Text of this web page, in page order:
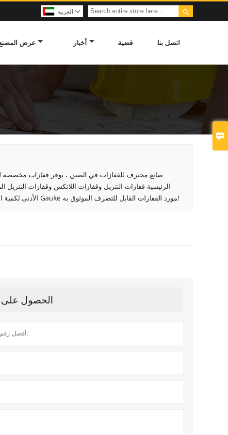

 العربية 
عرض أخبار قضية اتصل بنا
الرئيسية قفازات النتريل وقفازات اللاتكس وقفازات النتريل
الأدنى لكمية الطلب: 50000 قطعة. يمكنك بيع القفازات بالجملة بأسعار معقولة الآن! سوف يكون Gauke مورد القفازات القابل للتصرف الموثوق به!
الحصول على